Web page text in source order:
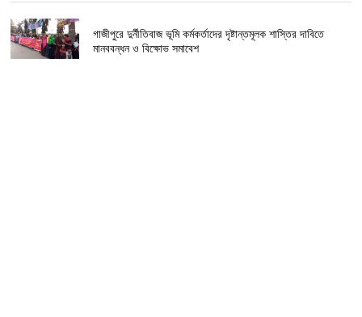
গাজীপুরে দুর্নীতিবাজ ভূমি কর্মকর্তাদের দৃষ্টান্তমূলক শাস্তির দাবিতে
মানববন্ধন ও বিক্ষোভ সমাবেশ